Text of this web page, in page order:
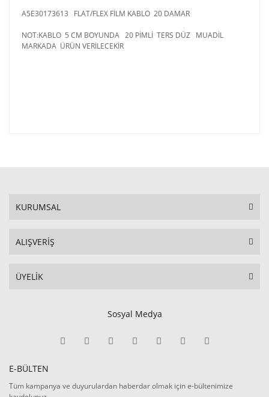
A5E30173613 FLAT/FLEX FİLM KABLO 20 DAMAR
NOT:KABLO 5 CM BOYUNDA 20 PİMLİ TERS DÜZ MUADİL
MARKADA ÜRÜN VERİLECEKİR
KURUMSAL
ALIŞVERİŞ
ÜYELİK
Sosyal Medya
E-BÜLTEN
Tüm kampanya ve duyurulardan haberdar olmak için e-bültenimize